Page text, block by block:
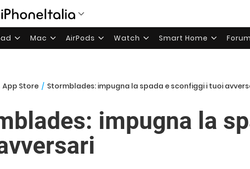
Mac AirPods Watch Smart Home Forum
App Store / Stormblades: impugna la spada e sconfiggi i tuoi
impugna la